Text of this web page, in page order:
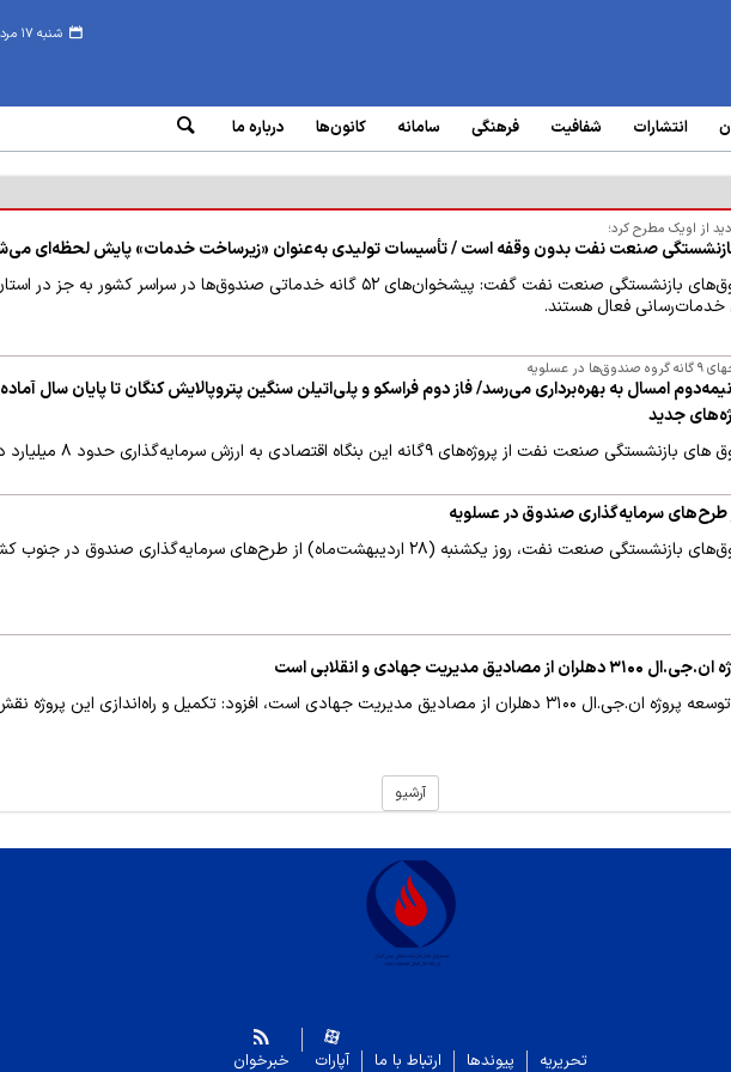
شنبه ۱۷ مرداد ۱۴۰۵
انتشارات شفافیت فرهنگی سامانه‌ کانون‌ها درباره ما
از اویک مطرح کرد؛
صنعت نفت بدون وقفه است / تأسیسات تولیدی به‌عنوان «زیرساخت خدمات» پایش لحظه‌ای
رئیس هیئت‌رئیسه صندوق‌های بازنشستگی صنعت نفت گفت: پیشخوان‌های ۵۲ گانه خدماتی صندوق‌ها در
خدمات‌رسانی فعال هستند.
عسلویه
امسال به بهره‌برداری می‌رسد/ فاز دوم فراسکو و پلی‌اتیلن سنگین پتروپالایش کنگان تا پایان سال
جدید
۹گانه این بنگاه اقتصادی به ارزش سرمایه‌گذاری حدود ۸ میلیارد دلار در منطقه عسلویه بازدید کرد.
طرح‌های سرمایه‌گذاری صندوق‌ در عسلویه
یکشنبه (۲۸ اردیبهشت‌ماه) از طرح‌های سرمایه‌گذاری صندوق در جنوب کشور بازدید کردند.
وزیر کشور با بیان اینکه توسعه پروژه ان.جی.ال ۳۱۰۰ دهلران از مصادیق مدیریت جهادی است، افزود: تکمیل و
آرشیو
تحریریه پیوندها ارتباط با ما آپارات خبرخوان